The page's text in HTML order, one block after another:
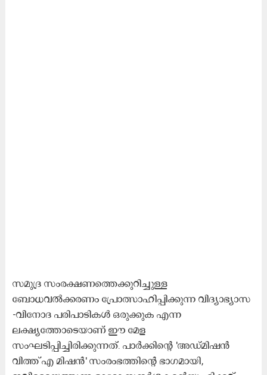
സമുദ്ര സംരക്ഷണത്തെക്കുറിച്ചുള്ള
ബോധവല്‍ക്കരണം പ്രോത്സാഹിപ്പിക്കുന്ന വിദ്യാഭ്യാസ
-വിനോദ പരിപാടികള്‍ ഒരുക്കുക എന്ന
ലക്ഷ്യത്തോടെയാണ് ഈ മേള
സംഘടിപ്പിച്ചിരിക്കുന്നത്. പാര്‍ക്കിന്റെ 'അഡ്മിഷന്‍
വിത്ത് എ മിഷന്‍' സംരംഭത്തിന്റെ ഭാഗമായി,